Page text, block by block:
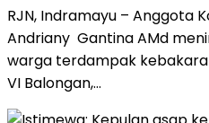
RJN, Indramayu – Anggota
Andriany Gantina AMd
warga terdampak
VI Balongan,…